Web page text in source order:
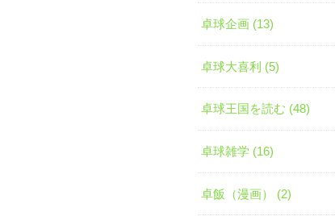
卓球企画 (13)
卓球大喜利 (5)
卓球王国を読む (48)
卓球雑学 (16)
卓飯（漫画） (2)